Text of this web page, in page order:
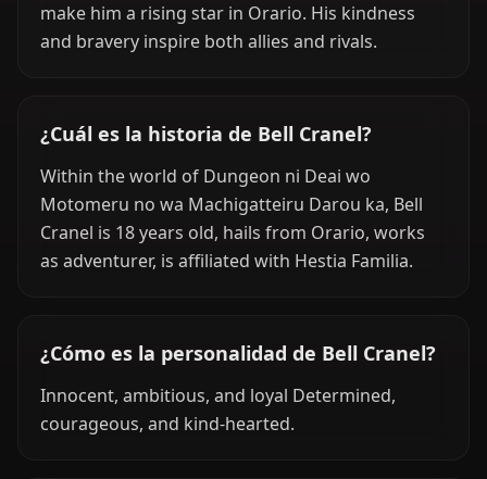
make him a rising star in Orario. His kindness
and bravery inspire both allies and rivals.
¿Cuál es la historia de Bell Cranel?
Within the world of Dungeon ni Deai wo
Motomeru no wa Machigatteiru Darou ka, Bell
Cranel is 18 years old, hails from Orario, works
as adventurer, is affiliated with Hestia Familia.
¿Cómo es la personalidad de Bell Cranel?
Innocent, ambitious, and loyal Determined,
courageous, and kind-hearted.